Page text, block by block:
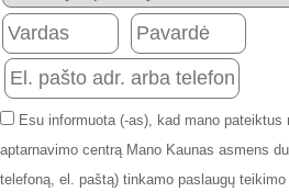
Esu informuota (-as), kad mano
aptarnavimo centrą Mano Kaunas asmens
telefoną, el. paštą) tinkamo paslaugų